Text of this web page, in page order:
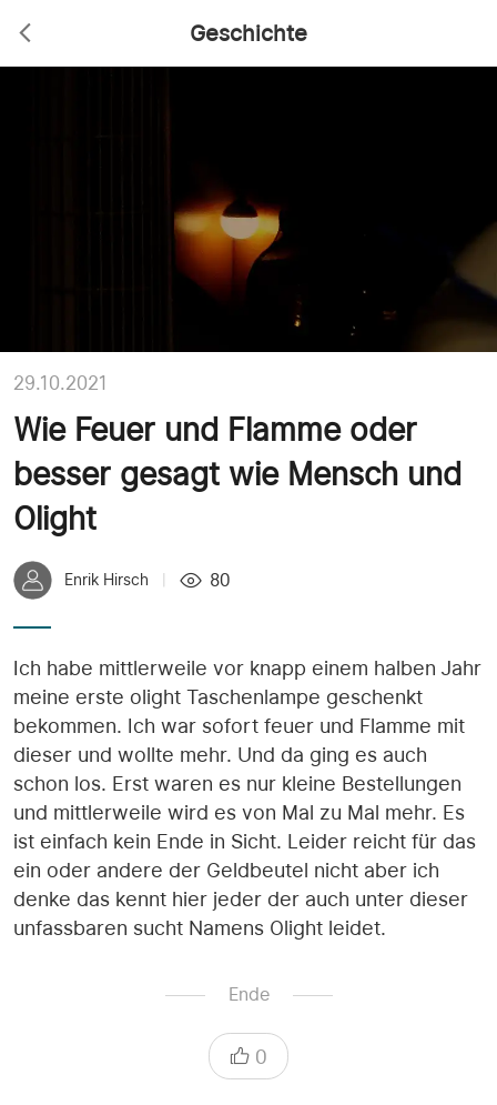
Geschichte
29.10.2021
Wie Feuer und Flamme oder
besser gesagt wie Mensch und
Olight
Enrik Hirsch 80
Ich habe mittlerweile vor knapp einem halben Jahr
meine erste olight Taschenlampe geschenkt
bekommen. Ich war sofort feuer und Flamme mit
dieser und wollte mehr. Und da ging es auch
schon los. Erst waren es nur kleine Bestellungen
und mittlerweile wird es von Mal zu Mal mehr. Es
ist einfach kein Ende in Sicht. Leider reicht für das
ein oder andere der Geldbeutel nicht aber ich
denke das kennt hier jeder der auch unter dieser
unfassbaren sucht Namens Olight leidet.
Ende
0